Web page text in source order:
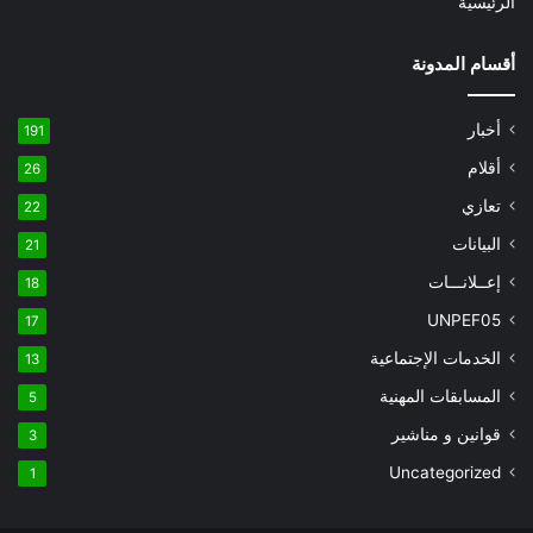
أقسام المدونة
أخبار 191
أقلام 26
تعازي 22
البيانات 21
إعــلانـــات 18
UNPEF05
17
الخدمات الإجتماعية 13
المسابقات المهنية 5
قوانين و مناشير 3
Uncategorized
1